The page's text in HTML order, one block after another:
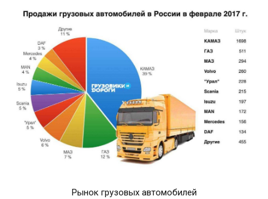
Рынок грузовых автомобилей